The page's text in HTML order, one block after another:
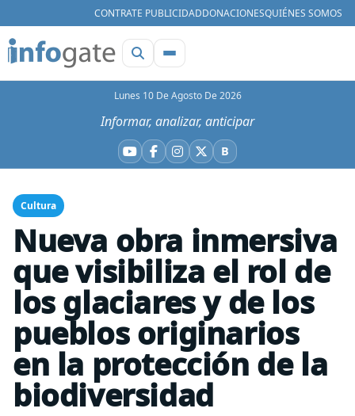
CONTRATE PUBLICIDADDONACIONESQUIÉNES SOMOS
Lunes 10 De Agosto De 2026
Informar, analizar, anticipar
YouTube
Facebook
Instagram
X BBluesky
Cultura
Nueva obra inmersiva
que visibiliza el rol de
los glaciares y de los
pueblos originarios
en la protección de la
biodiversidad